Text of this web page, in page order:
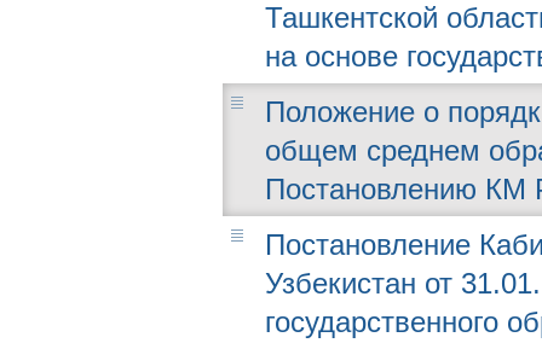
Ташкентской
на основе
Положение о
общем среднем
Постановлению КМ
Постановление
Узбекистан от
государственного